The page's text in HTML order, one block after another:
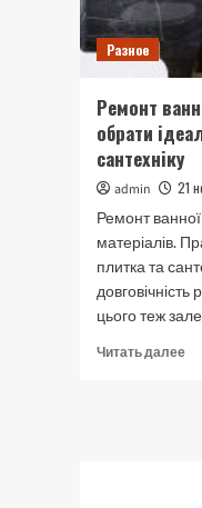
Разное
Ремонт
обрати
сантехніку
admin
21
Ремонт
матеріалів.
плитка та
цього теж
Читать далее